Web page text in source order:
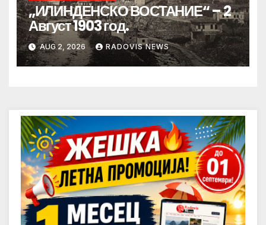
„ИЛИНДЕНСКО ВОСТАНИЕ“ – 2
Август 1903 год.
AUG 2, 2026 RADOVIS NEWS